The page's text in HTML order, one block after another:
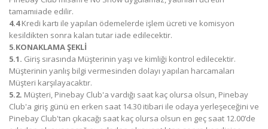
tamamıiade edilir.
4.4Kredi kartı ile yapılan ödemelerde işlem ücreti ve komisyon
kesildikten sonra kalan tutar iade edilecektir.
5.KONAKLAMA ŞEKLİ
5.1. Giriş sırasında Müşterinin yaşı ve kimliği kontrol edilecektir.
Müşterinin yanlış bilgi vermesinden dolayı yapılan harcamaları
Müşteri karşılayacaktır.
5.2. Müşteri, Pinebay Club'a vardığı saat kaç olursa olsun, Pinebay
Club'a giriş günü en erken saat 14.30 itibari ile odaya yerleşeceğini ve
Pinebay Club'tan çıkacağı saat kaç olursa olsun en geç saat 12.00’de